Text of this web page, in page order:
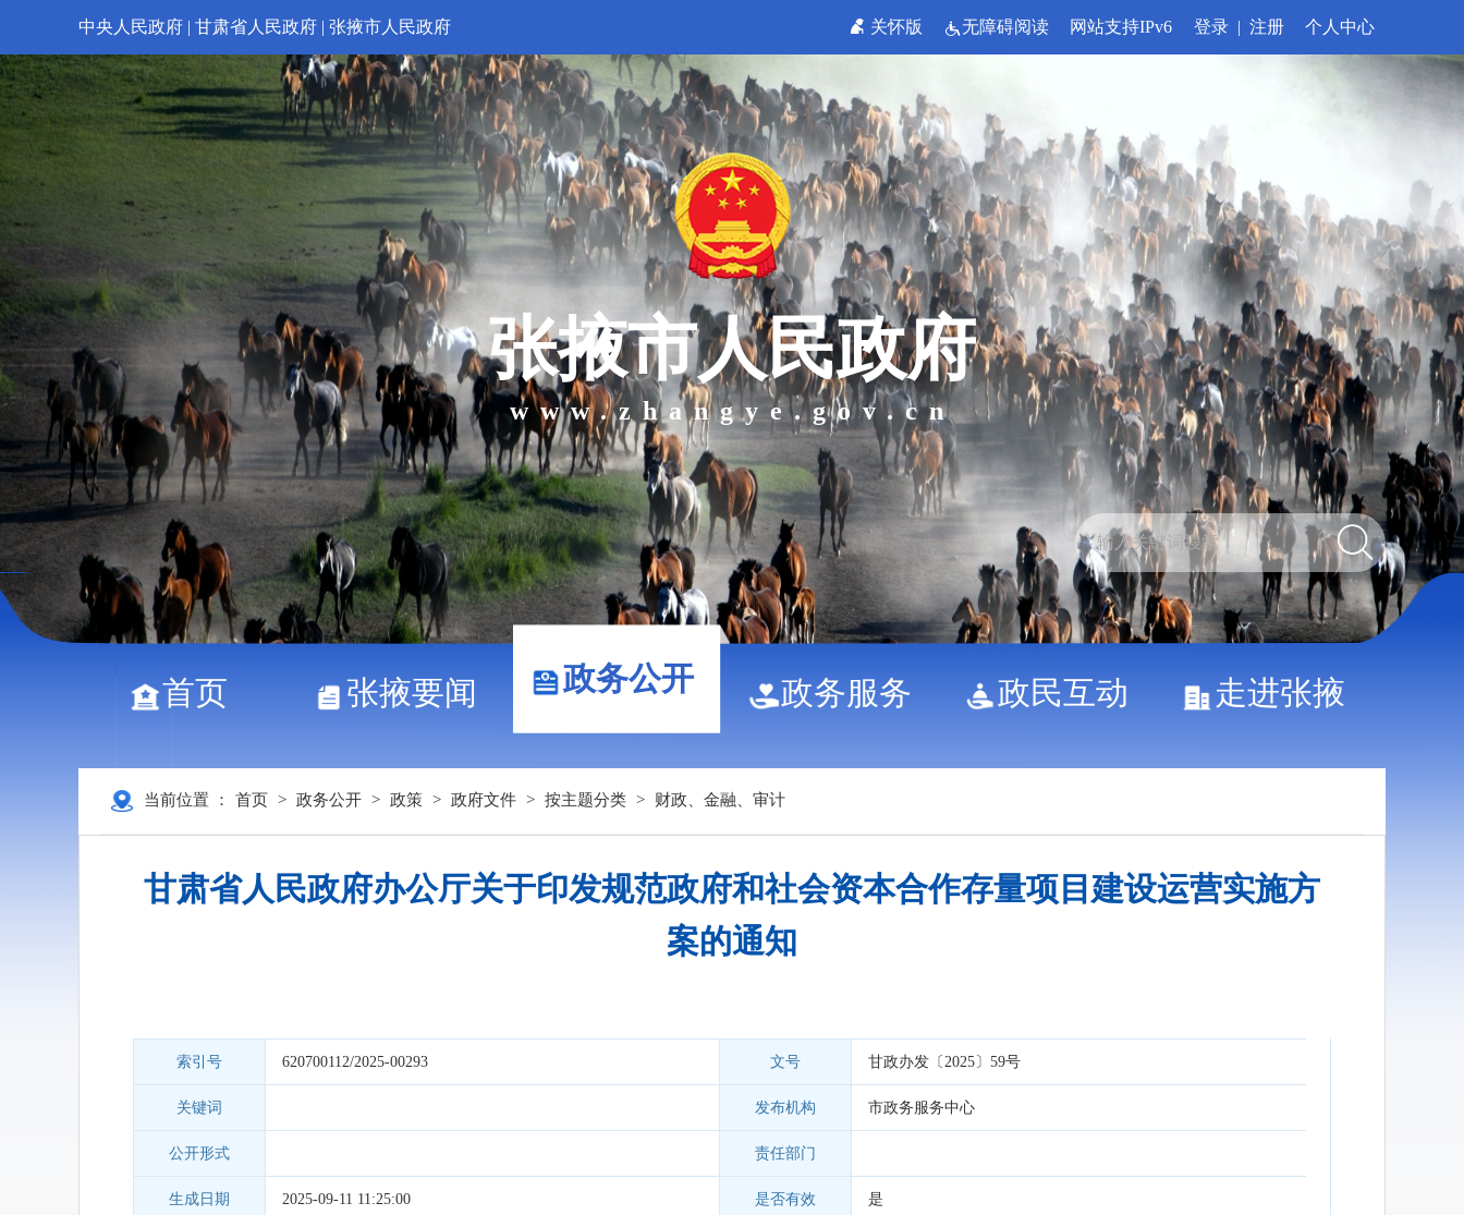
中央人民政府 | 甘肃省人民政府 | 张掖市人民政府 关怀版 无障碍阅读 网站支持IPv6 登录 | 注册 个人中心
张掖市人民政府
www.zhangye.gov.cn
首页 张掖要闻 政务公开 政务服务 政民互动 走进张掖
当前位置 ： 首页 > 政务公开 > 政策 > 政府文件 > 按主题分类 > 财政、金融、审计
甘肃省人民政府办公厅关于印发规范政府和社会资本合作存量项目建设运营实施方
案的通知
索引号 620700112/2025-00293 文号 甘政办发〔2025〕59号
关键词 发布机构 市政务服务中心
公开形式 责任部门
生成日期 2025-09-11 11:25:00 是否有效 是